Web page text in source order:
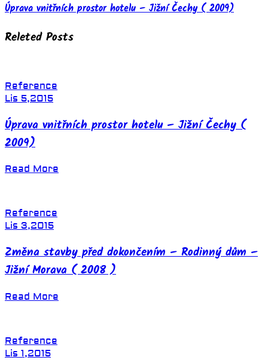
Úprava vnitřních prostor hotelu – Jižní Čechy ( 2009)
Releted Posts
Reference
Lis 5,2015
Úprava vnitřních prostor hotelu – Jižní Čechy (
2009)
Read More
Reference
Lis 3,2015
Změna stavby před dokončením – Rodinný dům –
Jižní Morava ( 2008 )
Read More
Reference
Lis 1,2015